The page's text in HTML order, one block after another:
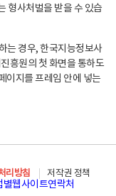
형사처벌을 받을 수 있습
는 경우, 한국지능정보사
흥원의 첫 화면을 통하도
이지를 프레임 안에 넣는
리방침
저작권 정책
별웹사이트연락처